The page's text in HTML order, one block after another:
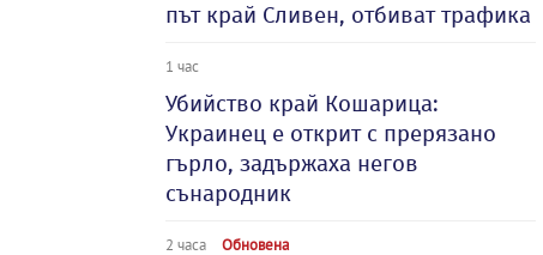
път край Сливен, отбиват трафика
1 час
Убийство край Кошарица:
Украинец е открит с прерязано
гърло, задържаха негов
сънародник
2 часа Обновена